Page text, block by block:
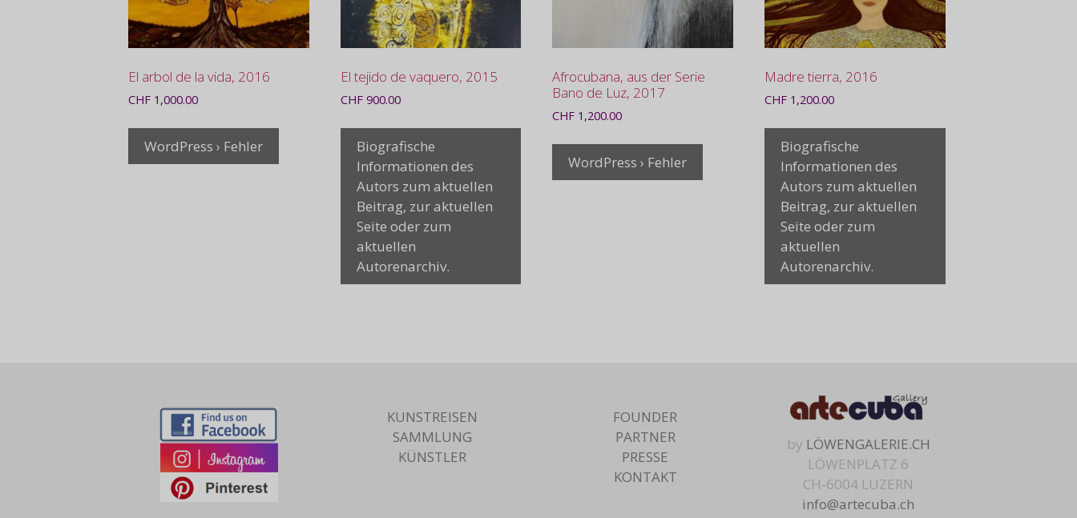
El arbol de la vida, 2016
CHF 1,000.00
WordPress › Fehler
El tejido de vaquero, 2015
CHF900.00
Biografische
Informationen des
Autors zum aktuellen
Beitrag, zur aktuellen
Seite oder zum
aktuellen
Autorenarchiv.
Afrocubana, aus der Serie
Bano de Luz, 2017
CHF 1,200.00
WordPress › Fehler
Madre tierra, 2016
CHF 1,200.00
Biografische
Informationen des
Autors zum aktuellen
Beitrag, zur aktuellen
Seite oder zum
aktuellen
Autorenarchiv.
KUNSTREISEN
SAMMLUNG
KÜNSTLER
FOUNDER
PARTNER
PRESSE
KONTAKT
by LÖWENGALERIE.CH
LÖWENPLATZ 6
CH-6004 LUZERN
info@artecuba.ch